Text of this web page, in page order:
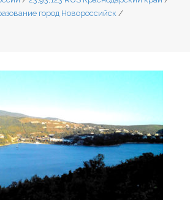
город Новороссийск /